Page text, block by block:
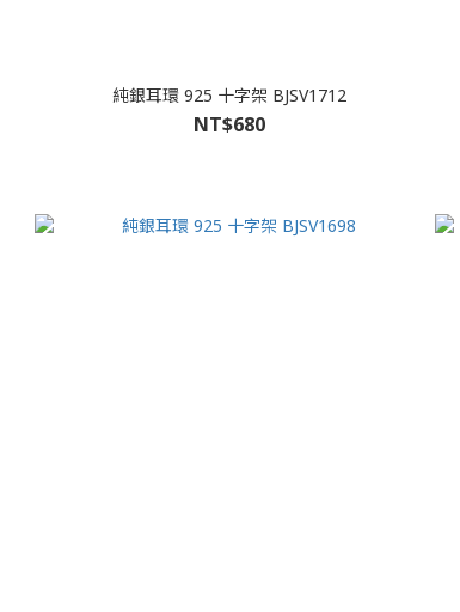
純銀耳環 925 十字架 BJSV1712
NT$680